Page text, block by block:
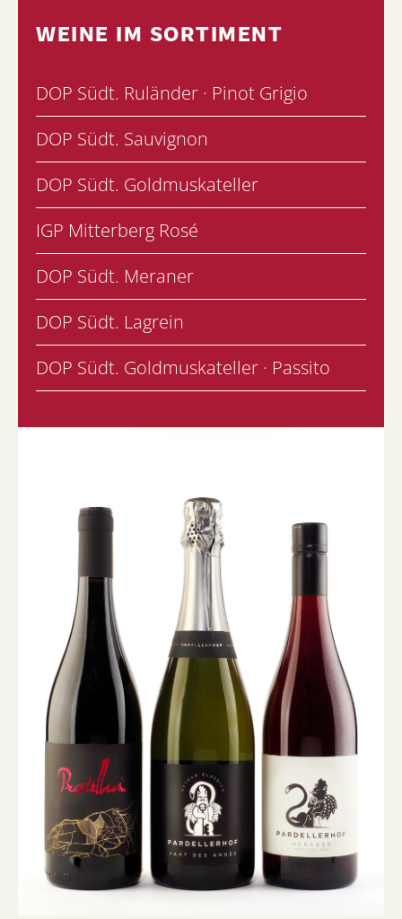
WEINE IM SORTIMENT
DOP Südt. Ruländer · Pinot Grigio
DOP Südt. Sauvignon
DOP Südt. Goldmuskateller
IGP Mitterberg Rosé
DOP Südt. Meraner
DOP Südt. Lagrein
DOP Südt. Goldmuskateller · Passito